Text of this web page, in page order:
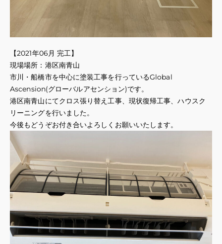
【2021年06月 完工】
現場場所：港区南青山
市川・船橋市を中心に塗装工事を行っているGlobal
Ascension(グローバルアセンション)です。
港区南青山にてクロス張り替え工事、現状復帰工事、ハウスク
リーニングを行いました。
今後もどうぞお付き合いよろしくお願いいたします。